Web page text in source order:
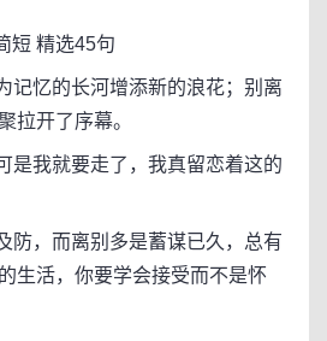
精选45句
忆的长河增添新的浪花；别离
拉开了序幕。
我就要走了，我真留恋着这的
，而离别多是蓄谋已久，总有
生活，你要学会接受而不是怀